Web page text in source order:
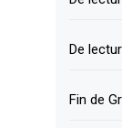
De
Fin de